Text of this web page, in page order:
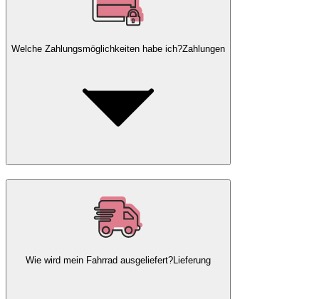
Welche Zahlungsmöglichkeiten habe ich?Zahlungen
Wie wird mein Fahrrad ausgeliefert?Lieferung